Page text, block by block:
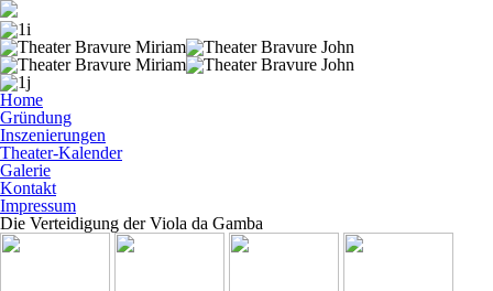
Home
Gründung
Inszenierungen
Theater-Kalender
Galerie
Kontakt
Impressum
Die Verteidigung der Viola da Gamba